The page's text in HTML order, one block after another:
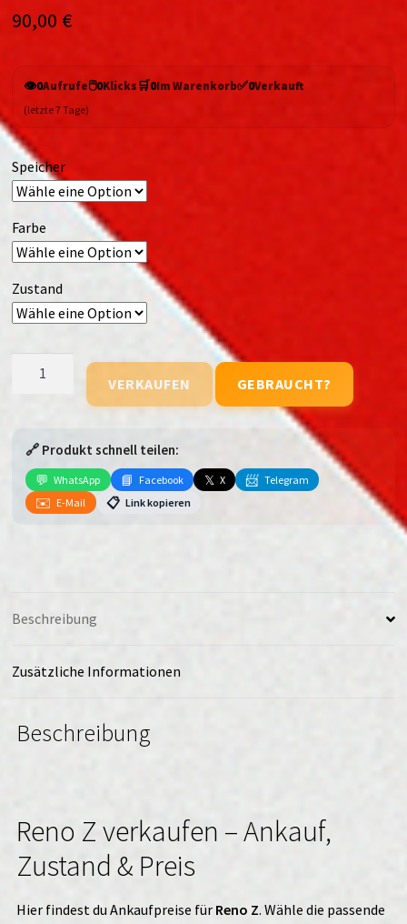
90,00 €
👁️0Aufrufe🖱️0Klicks🛒0Im Warenkorb✅0Verkauft
(letzte 7 Tage)
Speicher
Farbe
Zustand
VERKAUFEN GEBRAUCHT?
🔗 Produkt schnell teilen:
💬 WhatsApp 📘 Facebook 𝕏 X 📨 Telegram
✉️ E-Mail 📋 Link kopieren
Beschreibung
Zusätzliche Informationen
Beschreibung
Reno Z verkaufen – Ankauf,
Zustand & Preis
Hier findest du Ankaufpreise für Reno Z. Wähle die passende